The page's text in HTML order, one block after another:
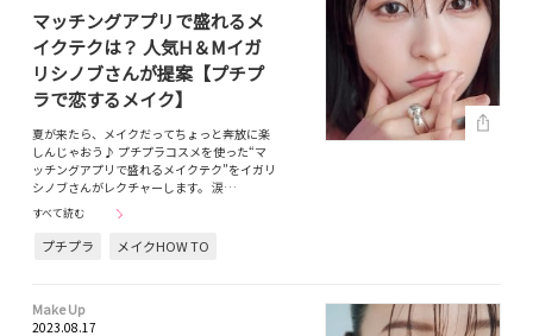
マッチングアプリで盛れるメ
イクテクは？ 人気H＆Mイガ
リシノブさんが提案【プチプ
ラで恋するメイク】
夏が来たら、メイクだってちょっと奔放に楽
しんじゃおう♪ プチプラコスメを使った“マ
ッチングアプリで盛れるメイクテク”をイガリ
シノブさんがレクチャーします。 涙…
すべて読む
プチプラ メイクHOW TO
Make Up
2023.08.17